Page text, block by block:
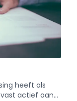
heeft als
actief aan